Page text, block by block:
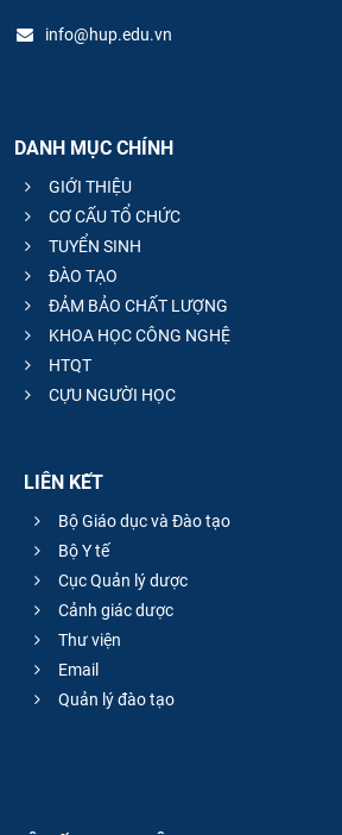
info@hup.edu.vn
DANH MỤC CHÍNH
GIỚI THIỆU
CƠ CẤU TỔ CHỨC
TUYỂN SINH
ĐÀO TẠO
ĐẢM BẢO CHẤT LƯỢNG
KHOA HỌC CÔNG NGHỆ
HTQT
CỰU NGƯỜI HỌC
LIÊN KẾT
Bộ Giáo dục và Đào tạo
Bộ Y tế
Cục Quản lý dược
Cảnh giác dược
Thư viện
Email
Quản lý đào tạo